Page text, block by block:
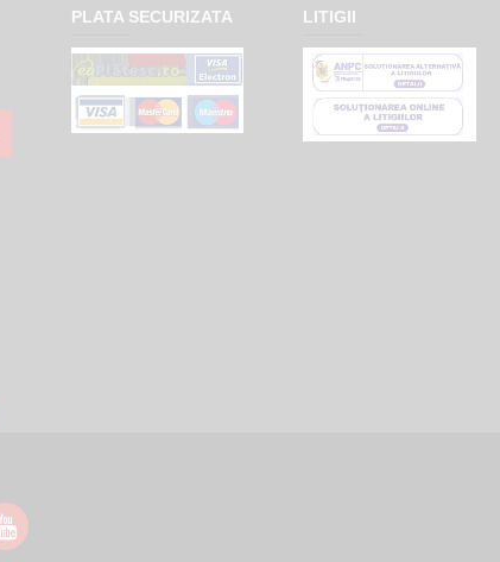
PLATA SECURIZATA LITIGII